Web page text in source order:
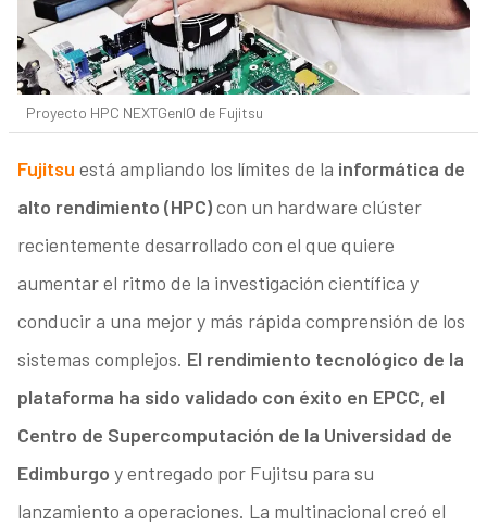
Proyecto HPC NEXTGenIO de Fujitsu
Fujitsu está ampliando los límites de la informática de
alto rendimiento (HPC)con un hardware clúster
recientemente desarrollado con el que quiere
aumentar el ritmo de la investigación científica y
conducir a una mejor y más rápida comprensión de los
sistemas complejos. El rendimiento tecnológico de la
plataforma ha sido validado con éxito en EPCC, el
Centro de Supercomputación de la Universidad de
Edimburgo y entregado por Fujitsu para su
lanzamiento a operaciones. La multinacional creó el